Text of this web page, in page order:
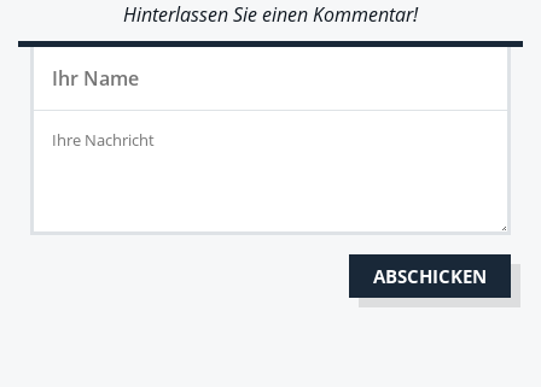
Hinterlassen Sie einen Kommentar!